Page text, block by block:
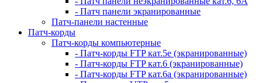
- Патч панели экранированные
Патч-панели настенные
Патч-корды
Патч-корды компьютерные
- Патч-корды FTP кат.5е (экранированные)
- Патч-корды FTP кат.6 (экранированные)
- Патч-корды FTP кат.6а (экранированные)